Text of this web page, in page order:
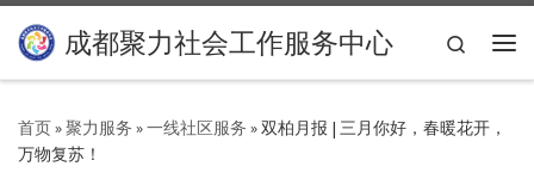
Skip to content
成都聚力社会工作服务中心
Search
首页»聚力服务 »一线社区服务 »双柏月报 | 三月你好，春暖花开，
万物复苏！